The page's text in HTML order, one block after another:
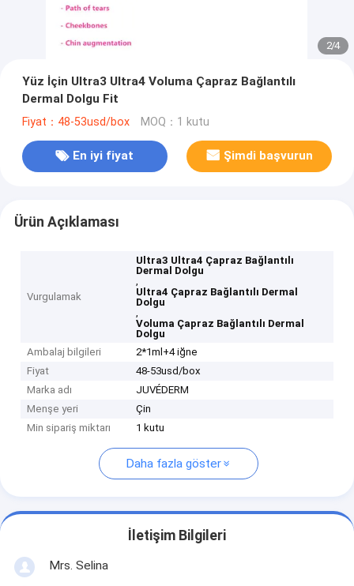
2/4
Yüz İçin Ultra3 Ultra4 Voluma Çapraz Bağlantılı
Dermal Dolgu Fit
Fiyat：48-53usd/box MOQ：1 kutu
En iyi fiyat Şimdi başvurun
Ürün Açıklaması
Vurgulamak
Ultra3 Ultra4 Çapraz Bağlantılı
Dermal Dolgu
,
Ultra4 Çapraz Bağlantılı Dermal
Dolgu
,
Voluma Çapraz Bağlantılı Dermal
Dolgu
Ambalaj bilgileri
2*1ml+4 iğne
Fiyat
48-53usd/box
Marka adı
JUVÉDERM
Menşe yeri
Çin
Min sipariş miktarı
1 kutu
Daha fazla göster
İletişim Bilgileri
Mrs. Selina